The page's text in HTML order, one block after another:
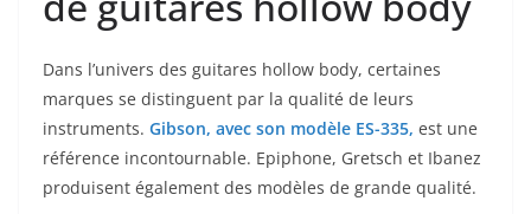
Dans l’univers des guitares​ hollow body, certaines
marques se distinguent par la qualité de leurs
‍instruments. Gibson, avec son ​modèle ES-335, est une
référence ​incontournable. Epiphone, Gretsch et ⁤Ibanez
produisent également des modèles de grande qualité.